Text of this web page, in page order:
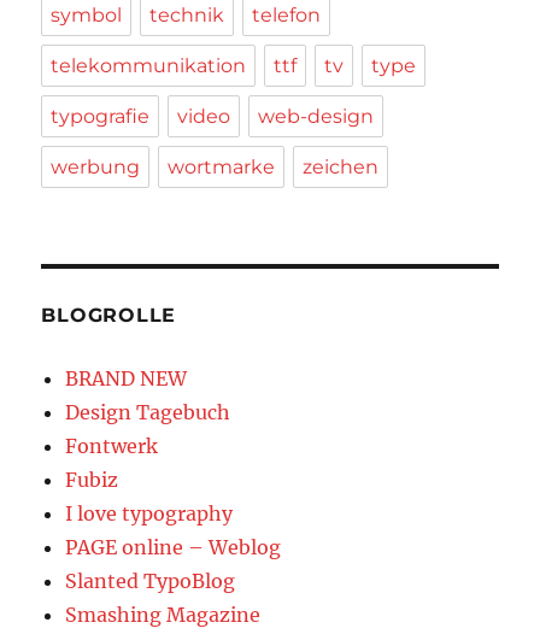
symbol technik telefon
telekommunikation ttf tv type
typografie video web-design
werbung wortmarke zeichen
BLOGROLLE
BRAND NEW
Design Tagebuch
Fontwerk
Fubiz
I love typography
PAGE online – Weblog
Slanted TypoBlog
Smashing Magazine